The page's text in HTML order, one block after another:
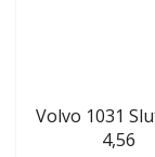
Volvo 1031
4,56